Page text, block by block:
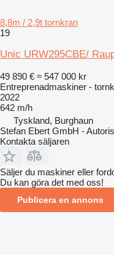
8,8m / 2,9t tornkran
19
Unic URW295CBE/
49 890 € ≈ 547 000 kr
Entreprenadmaskiner -
2022
642 m/h
Tyskland, Burghaun
Stefan Ebert GmbH -
Kontakta säljaren
Säljer du maskiner eller
Du kan göra det med oss!
Publicera en annons